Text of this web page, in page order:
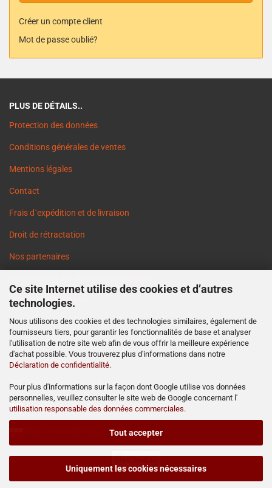
Ce site Internet utilise des cookies et d’autres
technologies.
Nous utilisons des cookies et des technologies similaires, également de
fournisseurs tiers, pour garantir les fonctionnalités de base et analyser
l'utilisation de notre site web afin de vous offrir la meilleure expérience
d'achat possible. Vous trouverez plus d'informations dans notre
Déclaration de confidentialité.
Pour plus d'informations sur la façon dont Google utilise vos données
personnelles, veuillez consulter le site web de Google concernant l'
utilisation responsable des données commerciales.
Tout accepter
Uniquement les cookies nécessaires
Créer un compte client
Mot de passe oublié?
PLUS DE DÉTAILS..
Protection des données
Conditions générales de ventes
Mentions légales
Contact
Frais d`expédition et de livraison
Droit de rétractation
Nos partenaires
Cookie Einstellungen
http://www.ost2rad.com
http://www.moto-prodejna.cz
http://mz-motor-shop.com